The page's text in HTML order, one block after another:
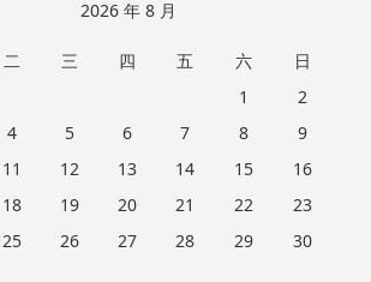
2026 年 8 月
二 三 四 五 六
日
1
2
4 5 6 7 8
9
11 12 13 14 15
16
18 19 20 21 22
23
25 26 27 28 29
30